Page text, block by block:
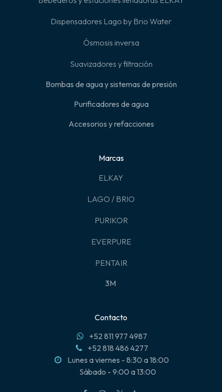
Marcas
ELKAY
LAGO / BRIO
PURIKOR
EVERPURE
PENTAIR
3M
Dispensadores Lago by Brio Water
Ósmosis inversa
Suavizadores y filtración
Bombas de agua y sistemas de presión
Purificadores de agua
Accesorios y refacciones
Contacto
+52 811 977 4987
+52 818 486 4277
Lunes a viernes - 8:30 a 18:00
Sábado - 9:00 a 13:00